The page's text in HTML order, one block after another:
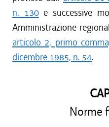
n. 130e successive
Amministrazione
articolo 2, primo
dicembre 1985, n. 54.
Norme